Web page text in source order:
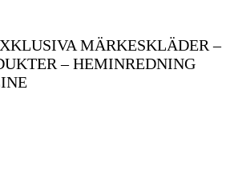
MÄRKESKLÄDER –
– HEMINREDNING